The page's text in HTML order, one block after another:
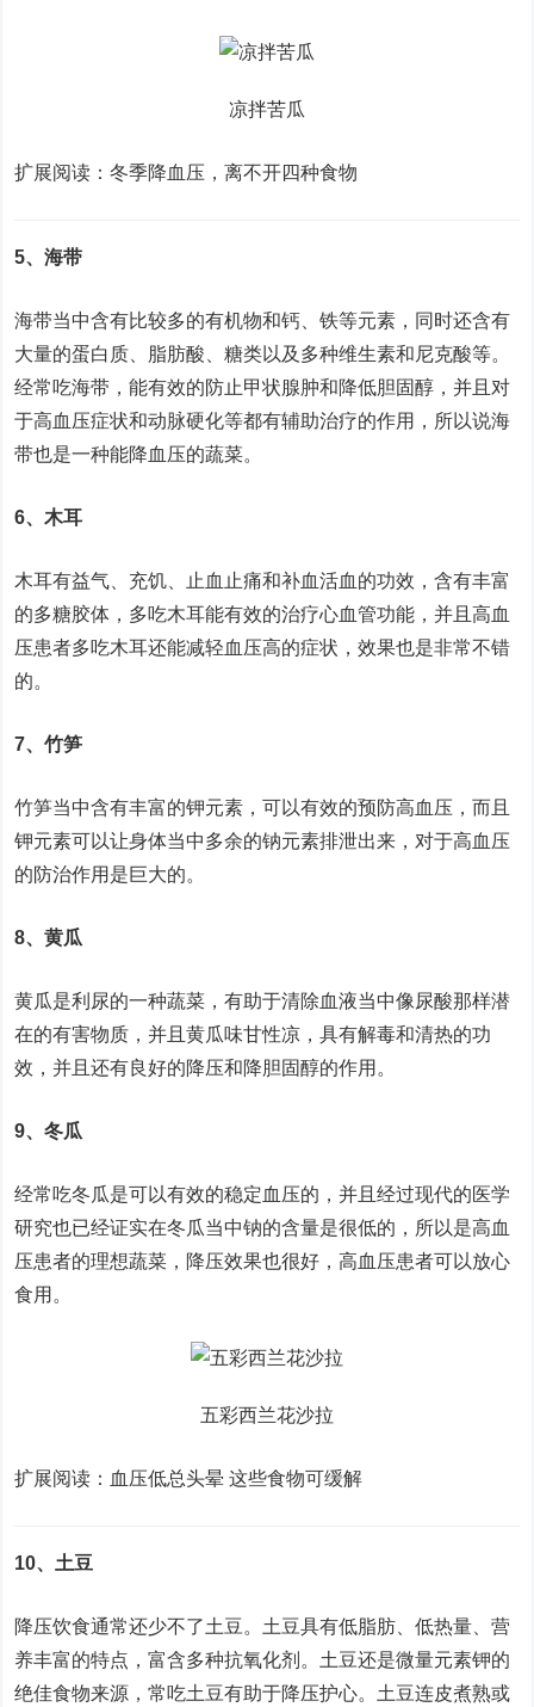
凉拌苦瓜
扩展阅读：冬季降血压，离不开四种食物
5、海带
海带当中含有比较多的有机物和钙、铁等元素，同时还含有
大量的蛋白质、脂肪酸、糖类以及多种维生素和尼克酸等。
经常吃海带，能有效的防止甲状腺肿和降低胆固醇，并且对
于高血压症状和动脉硬化等都有辅助治疗的作用，所以说海
带也是一种能降血压的蔬菜。
6、木耳
木耳有益气、充饥、止血止痛和补血活血的功效，含有丰富
的多糖胶体，多吃木耳能有效的治疗心血管功能，并且高血
压患者多吃木耳还能减轻血压高的症状，效果也是非常不错
的。
7、竹笋
竹笋当中含有丰富的钾元素，可以有效的预防高血压，而且
钾元素可以让身体当中多余的钠元素排泄出来，对于高血压
的防治作用是巨大的。
8、黄瓜
黄瓜是利尿的一种蔬菜，有助于清除血液当中像尿酸那样潜
在的有害物质，并且黄瓜味甘性凉，具有解毒和清热的功
效，并且还有良好的降压和降胆固醇的作用。
9、冬瓜
经常吃冬瓜是可以有效的稳定血压的，并且经过现代的医学
研究也已经证实在冬瓜当中钠的含量是很低的，所以是高血
压患者的理想蔬菜，降压效果也很好，高血压患者可以放心
食用。
五彩西兰花沙拉
扩展阅读：血压低总头晕 这些食物可缓解
10、土豆
降压饮食通常还少不了土豆。土豆具有低脂肪、低热量、营
养丰富的特点，富含多种抗氧化剂。土豆还是微量元素钾的
绝佳食物来源，常吃土豆有助于降压护心。土豆连皮煮熟或